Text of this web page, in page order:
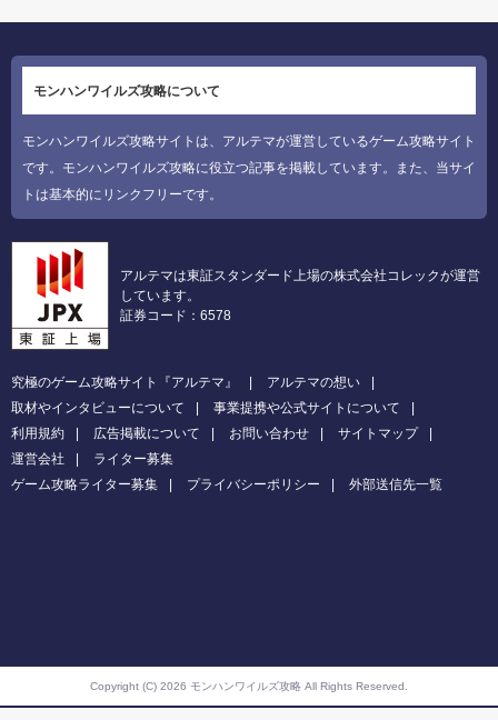
モンハンワイルズ攻略について
モンハンワイルズ攻略サイトは、アルテマが運営しているゲーム攻略サイト
です。モンハンワイルズ攻略に役立つ記事を掲載しています。また、当サイ
トは基本的にリンクフリーです。
アルテマは東証スタンダード上場の株式会社コレックが運営
しています。
証券コード：6578
究極のゲーム攻略サイト『アルテマ』
アルテマの想い
取材やインタビューについて
事業提携や公式サイトについて
利用規約
広告掲載について お問い合わせ
サイトマップ
運営会社
ライター募集
ゲーム攻略ライター募集
プライバシーポリシー 外部送信先一覧
Copyright (C) 2026 モンハンワイルズ攻略 All Rights Reserved.